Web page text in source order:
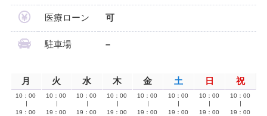
医療ローン 可
駐車場 –
月 火 水 木 金 土 日 祝
10：00
19：00
10：00
19：00
10：00
19：00
10：00
19：00
10：00
19：00
10：00
19：00
10：00
19：00
10：00
19：00